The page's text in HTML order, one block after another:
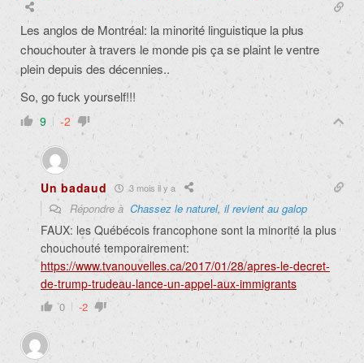
Les anglos de Montréal: la minorité linguistique la plus
chouchouter à travers le monde pis ça se plaint le ventre
plein depuis des décennies..
So, go fuck yourself!!!
9 -2
Un badaud 3 mois il y a
Répondre à Chassez le naturel, il revient au galop
FAUX: les Québécois francophone sont la minorité la plus
chouchouté temporairement:
https://www.tvanouvelles.ca/2017/01/28/apres-le-decret-
de-trump-trudeau-lance-un-appel-aux-immigrants
0 -2